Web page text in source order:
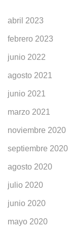
abril 2023
febrero 2023
junio 2022
agosto 2021
junio 2021
marzo 2021
noviembre 2020
septiembre 2020
agosto 2020
julio 2020
junio 2020
mayo 2020